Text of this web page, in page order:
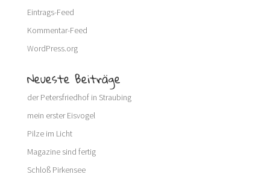
Eintrags-Feed
Kommentar-Feed
WordPress.org
Neueste Beiträge
der Petersfriedhof in Straubing
mein erster Eisvogel
Pilze im Licht
Magazine sind fertig
Schloß Pirkensee